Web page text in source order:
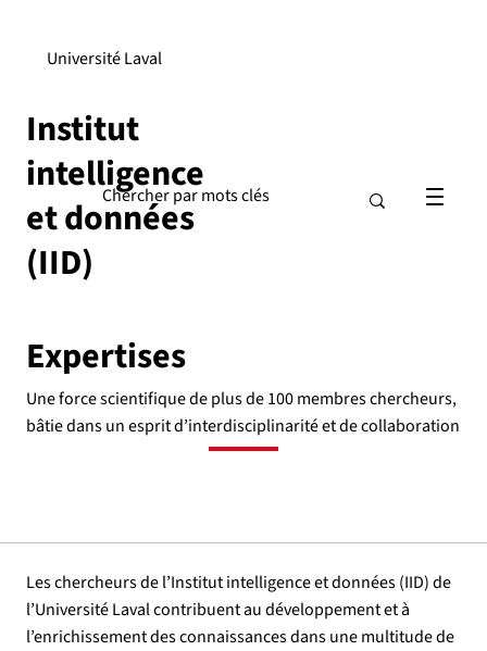
Institut
intelligence
et données
(IID)
Université Laval
Expertises
Une force scientifique de plus de 100 membres chercheurs,
bâtie dans un esprit d’interdisciplinarité et de collaboration
Les chercheurs de l’Institut intelligence et données (IID) de
l’Université Laval contribuent au développement et à
l’enrichissement des connaissances dans une multitude de